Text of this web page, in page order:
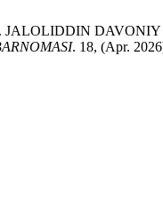
JALOLIDDIN
. 18, (Apr.